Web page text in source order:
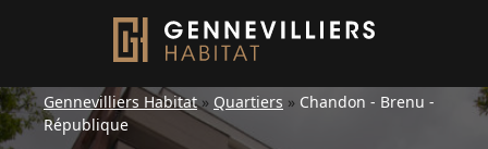
Gennevilliers Habitat» Quartiers » Chandon - Brenu -
République